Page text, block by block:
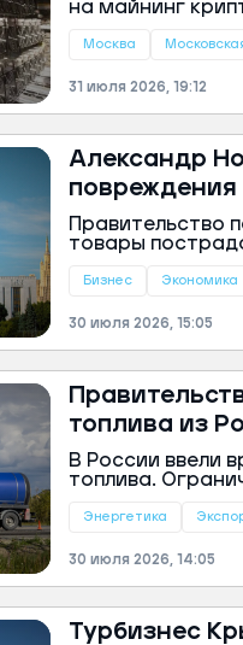
на майнинг
Москва
31 июля 2026, 19:12
Александр
повреждения
Правительство
товары
сообщили в
Бизнес Экономика
30 июля 2026, 15:05
топлива из
В России ввели
топлива.
Энергетика
30 июля 2026, 14:05
Турбизнес